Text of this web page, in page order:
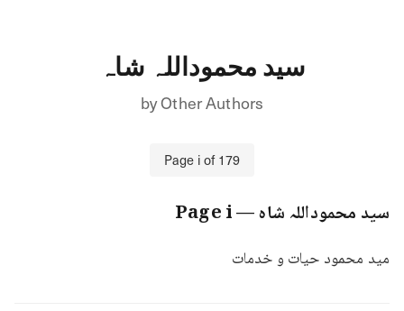
سید محموداللہ شاہ
byOther Authors
Page iof179
سید محموداللہ شاہ— Page
i
ميد محمود حیات و خدمات